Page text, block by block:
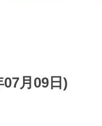
月09日)